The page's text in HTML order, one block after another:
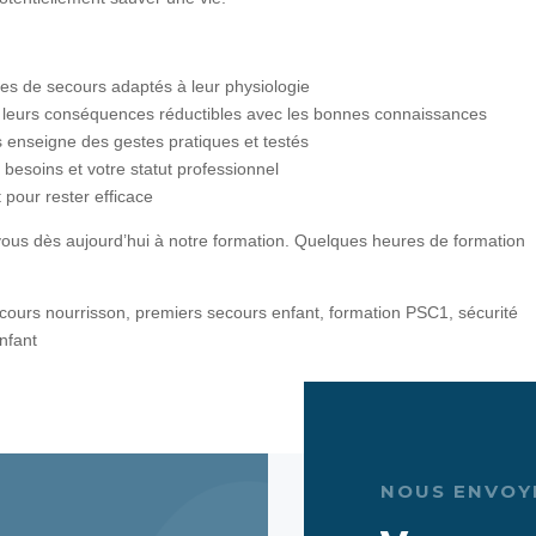
de secours adaptés à leur physiologie
conséquences réductibles avec les bonnes connaissances
enseigne des gestes pratiques et testés
et votre statut professionnel
rester efficace
dès aujourd’hui à notre formation. Quelques heures de formation
nourrisson, premiers secours enfant, formation PSC1, sécurité
NOUS